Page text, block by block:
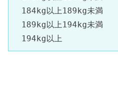
184kg以上189kg未満 　
189kg以上194kg未満
194kg以上　　　　　